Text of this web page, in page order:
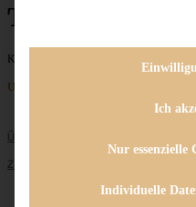
Texel
Keine Beiträge gefunden
Unternehmen
ÜBER MICH
ZUSAMMENARBEIT
Ich
Nur essenzielle
Individuelle